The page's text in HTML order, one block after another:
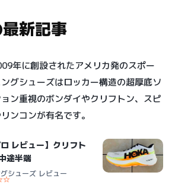
新記事
年に創設されたアメリカ発のスポー
グシューズはロッカー構造の超厚底ソ
ン重視のボンダイやクリフトン、スピ
ンコンが有名です。
レビュー】クリフト
途半端
シューズ レビュー